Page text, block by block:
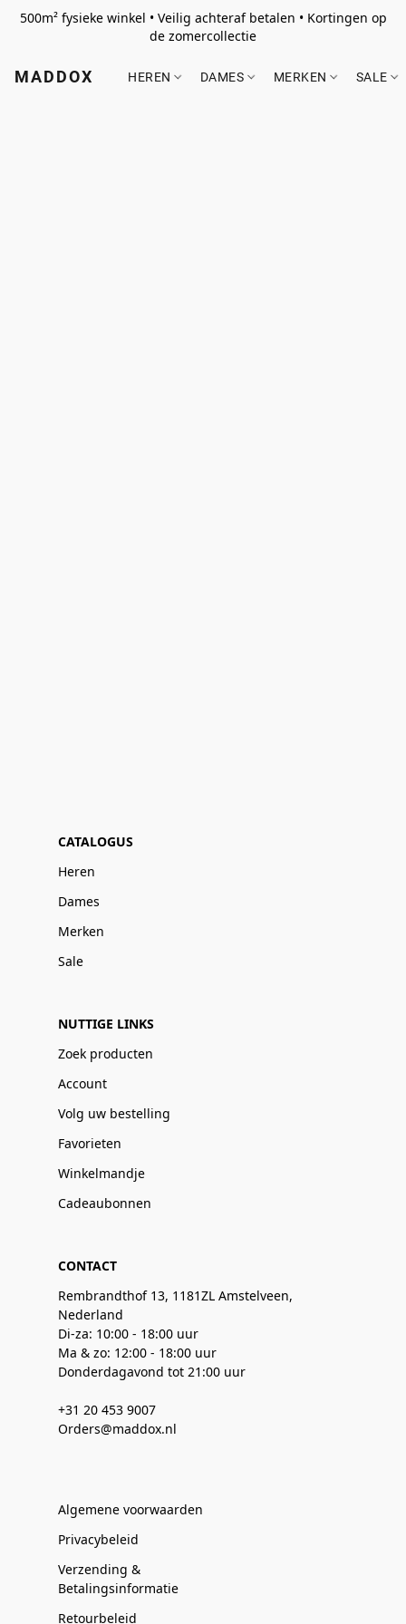
500m² fysieke winkel • Veilig achteraf betalen • Kortingen op
de zomercollectie
MADDOX HEREN DAMES MERKEN SALE
CATALOGUS
Heren
Dames
Merken
Sale
NUTTIGE LINKS
Zoek producten
Account
Volg uw bestelling
Favorieten
Winkelmandje
Cadeaubonnen
CONTACT
Rembrandthof 13, 1181ZL Amstelveen,
Nederland
Di-za: 10:00 - 18:00 uur
Ma & zo: 12:00 - 18:00 uur
Donderdagavond tot 21:00 uur
+31 20 453 9007
Orders@maddox.nl
Algemene voorwaarden
Privacybeleid
Verzending &
Betalingsinformatie
Retourbeleid